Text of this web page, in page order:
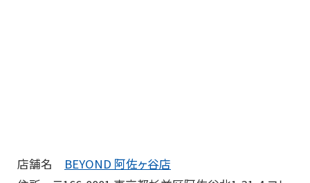
店舗名 BEYOND 阿佐ヶ谷店